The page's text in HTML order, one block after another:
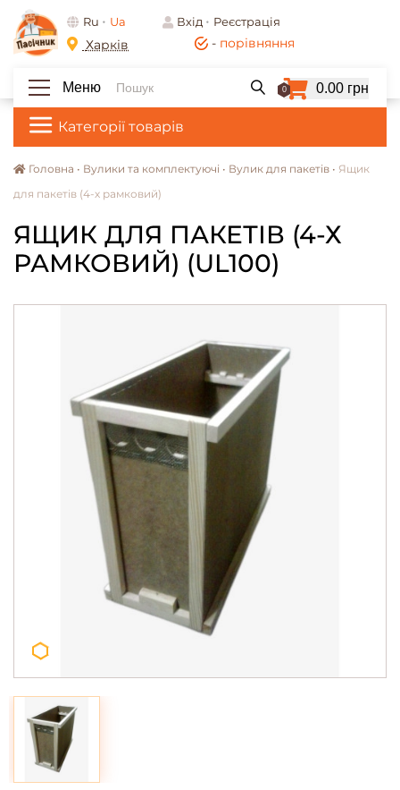
- порівняння
Ru Ua Вхід Реєстрація
Харків
Категорії товарів
Меню 0 0.00 грн
Головна • Вулики та комплектуючі • Вулик для пакетів • Ящик
для пакетів (4-х рамковий)
ЯЩИК ДЛЯ ПАКЕТІВ (4-Х
РАМКОВИЙ) (UL100)